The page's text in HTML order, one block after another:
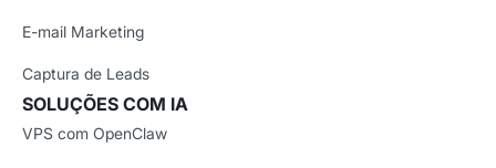
E-mail Marketing
Captura de Leads
SOLUÇÕES COM IA
VPS com OpenClaw